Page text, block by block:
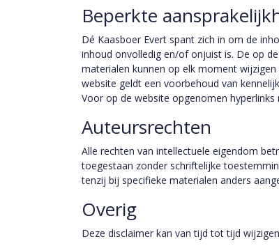
Beperkte
Dé Kaasboer Evert spant zich in om de
inhoud onvolledig en/of onjuist is. De op
materialen kunnen op elk moment
website geldt een voorbehoud van
Voor op de website opgenomen
Auteursrechten
Alle rechten van intellectuele eigendom
toegestaan zonder schriftelijke
tenzij bij specifieke materialen anders
Overig
Deze disclaimer kan van tijd tot tijd